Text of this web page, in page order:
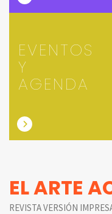
EVENTOS
Y
AGENDA
EL ARTE
REVISTA VERSIÓN